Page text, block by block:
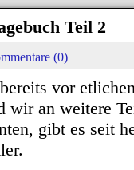
Teil 2
(0)
vor
wir an weitere
gibt es seit